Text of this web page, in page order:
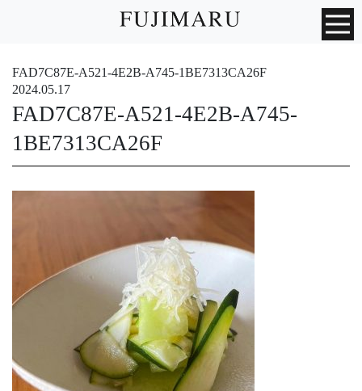
FAD7C87E-A521-4E2B-A745-1BE7313CA26F
2024.05.17
FAD7C87E-A521-4E2B-A745-
1BE7313CA26F